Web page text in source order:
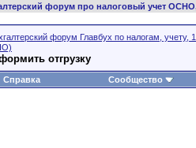
форум про налоговый учет
форум Главбух по налогам, учету,
отгрузку
Справка Сообщество